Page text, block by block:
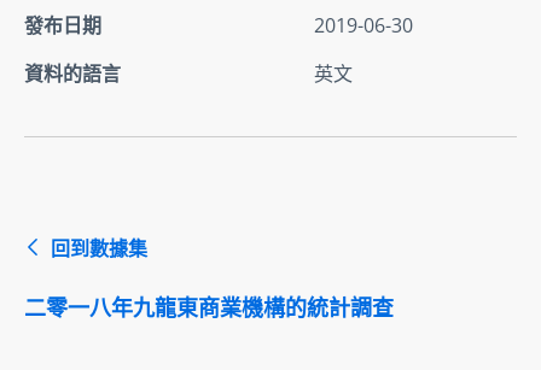
發布日期
2019-06-30
資料的語言
英文
回到數據集
二零一八年九龍東商業機構的統計調查